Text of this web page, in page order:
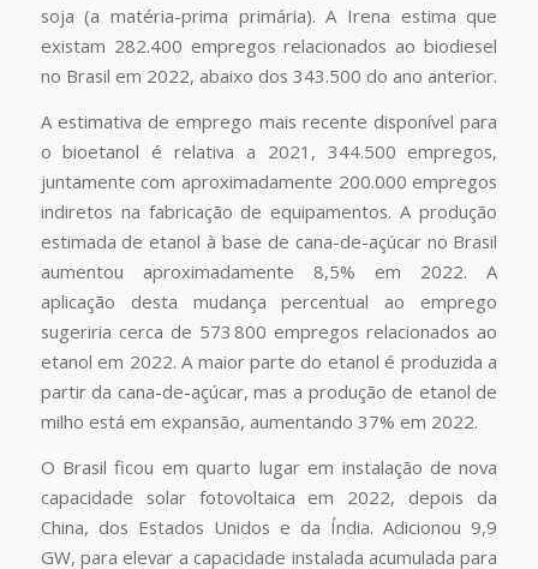
soja (a matéria-prima primária). A Irena estima que
existam 282.400 empregos relacionados ao biodiesel
no Brasil em 2022, abaixo dos 343.500 do ano anterior.
A estimativa de emprego mais recente disponível para
o bioetanol é relativa a 2021, 344.500 empregos,
juntamente com aproximadamente 200.000 empregos
indiretos na fabricação de equipamentos. A produção
estimada de etanol à base de cana-de-açúcar no Brasil
aumentou aproximadamente 8,5% em 2022. A
aplicação desta mudança percentual ao emprego
sugeriria cerca de 573 800 empregos relacionados ao
etanol em 2022. A maior parte do etanol é produzida a
partir da cana-de-açúcar, mas a produção de etanol de
milho está em expansão, aumentando 37% em 2022.
O Brasil ficou em quarto lugar em instalação de nova
capacidade solar fotovoltaica em 2022, depois da
China, dos Estados Unidos e da Índia. Adicionou 9,9
GW, para elevar a capacidade instalada acumulada para